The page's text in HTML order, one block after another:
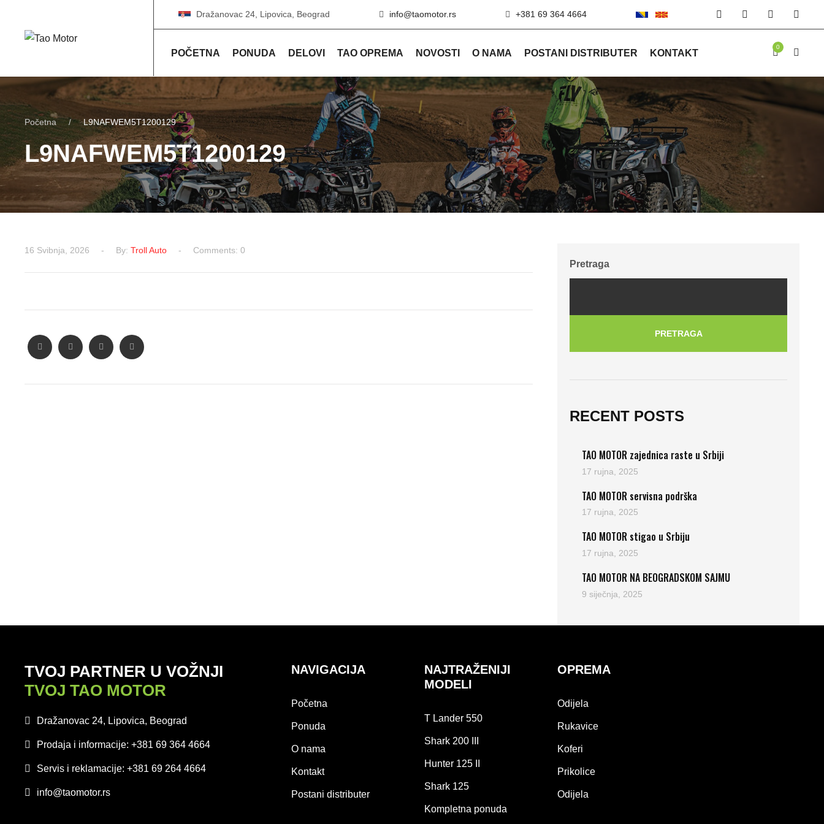
Dražanovac 24, Lipovica, Beograd info@taomotor.rs +381 69 364 4664
POČETNA PONUDA DELOVI TAO OPREMA NOVOSTI O NAMA POSTANI DISTRIBUTER KONTAKT
0
Početna L9NAFWEM5T1200129
L9NAFWEM5T1200129
16 Svibnja, 2026 By: Troll Auto Comments: 0
Pretraga
PRETRAGA
RECENT POSTS
TAO MOTOR zajednica raste u Srbiji
17 rujna, 2025
TAO MOTOR servisna podrška
17 rujna, 2025
TAO MOTOR stigao u Srbiju
17 rujna, 2025
TAO MOTOR NA BEOGRADSKOM SAJMU
9 siječnja, 2025
TVOJ PARTNER U VOŽNJI
TVOJ TAO MOTOR
Dražanovac 24, Lipovica, Beograd
Prodaja i informacije: +381 69 364 4664
Servis i reklamacije: +381 69 264 4664
info@taomotor.rs
NAVIGACIJA
Početna
Ponuda
O nama
Kontakt
Postani distributer
NAJTRAŽENIJI
MODELI
T Lander 550
Shark 200 III
Hunter 125 II
Shark 125
Kompletna ponuda
OPREMA
Odijela
Rukavice
Koferi
Prikolice
Odijela